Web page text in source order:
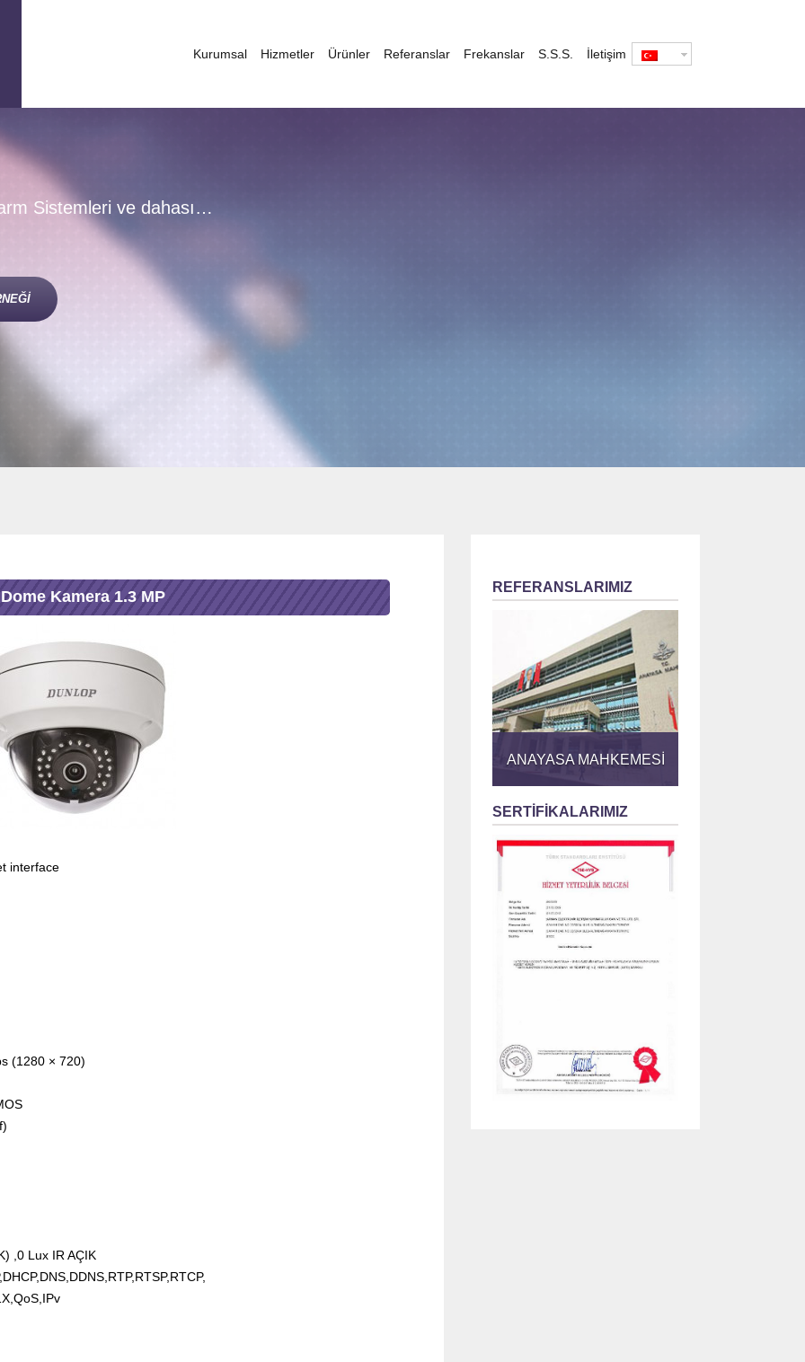
Kurumsal Hizmetler Ürünler Referanslar Frekanslar S.S.S. İletişim
Sistemleri ve dahası…
Kamera 1.3 MP
interface
(1280 × 720)
,0 Lux IR AÇIK
REFERANSLARIMIZ
ANAYASA MAHKEMESİ
SERTİFİKALARIMIZ